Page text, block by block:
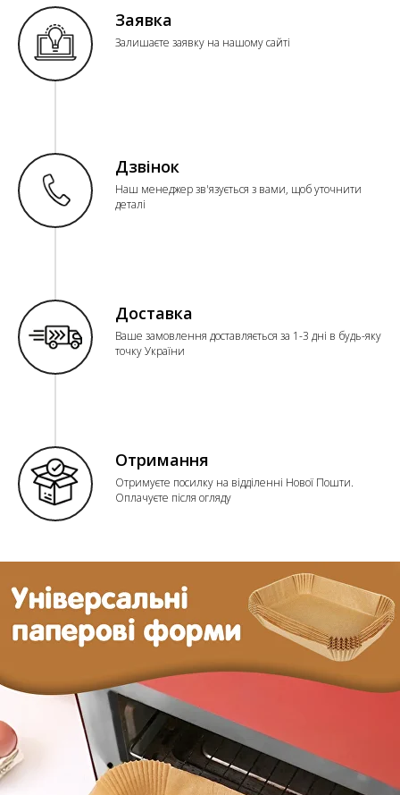
Заявка
Залишаєте заявку на нашому сайті
Дзвінок
Наш менеджер зв'язується з вами, щоб уточнити
деталі
Доставка
Ваше замовлення доставляється за 1-3 дні в будь-яку
точку України
Отримання
Отримуєте посилку на відділенні Нової Пошти.
Оплачуєте після огляду